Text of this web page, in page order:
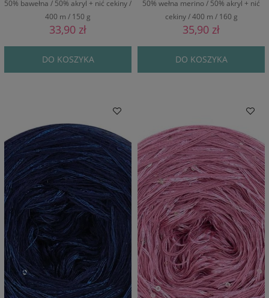
50% bawełna / 50% akryl + nić cekiny /
400 m / 150 g
33,90 zł
DO KOSZYKA
50% wełna merino / 50% akryl + nić
cekiny / 400 m / 160 g
35,90 zł
DO KOSZYKA